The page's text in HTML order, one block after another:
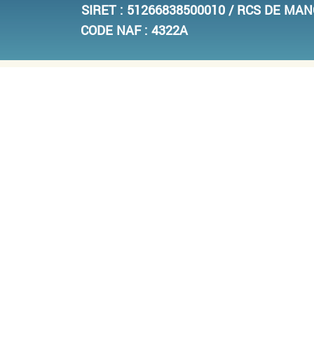
SIRET : 51266838500010 / RCS DE
CODE NAF : 4322A